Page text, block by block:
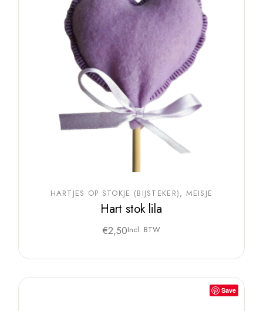
HARTJES OP STOKJE (BIJSTEKER) MEISJE
Hart stok lila
€2,50Incl. BTW
Save